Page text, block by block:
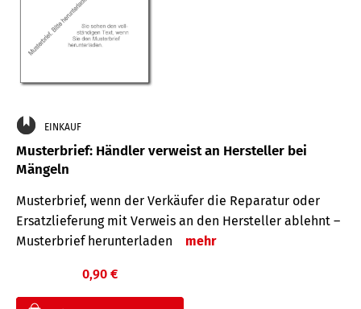
EINKAUF
Musterbrief: Händler verweist an Hersteller bei
Mängeln
Musterbrief, wenn der Verkäufer die Reparatur oder
Ersatzlieferung mit Verweis an den Hersteller ablehnt –
Musterbrief herunterladen
mehr
0,90 €